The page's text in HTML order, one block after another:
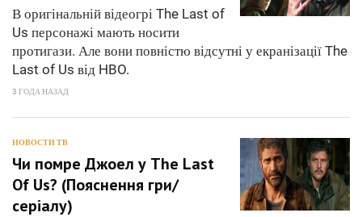
В оригінальній відеогрі The Last of
Us персонажі мають носити
протигази. Але вони повністю відсутні у екранізації The
Last of Us від HBO.
3 ГОДА НАЗАД
НОВОСТИ ТВ
Чи помре Джоел у The Last
Of Us? (Пояснення гри/
серіалу)